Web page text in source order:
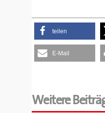
teilen
E-Mail
Weitere